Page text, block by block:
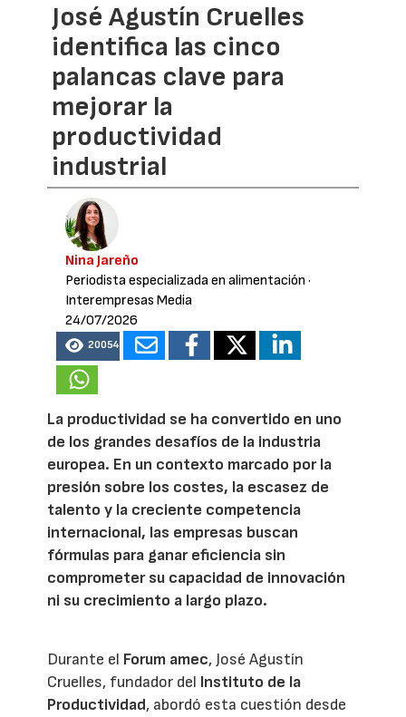
José Agustín Cruelles
identifica las cinco
palancas clave para
mejorar la
productividad
industrial
Nina Jareño
Periodista especializada en alimentación ·
Interempresas Media
24/07/2026
20054
La productividad se ha convertido en uno
de los grandes desafíos de la industria
europea. En un contexto marcado por la
presión sobre los costes, la escasez de
talento y la creciente competencia
internacional, las empresas buscan
fórmulas para ganar eficiencia sin
comprometer su capacidad de innovación
ni su crecimiento a largo plazo.
Durante el Forum amec, José Agustín
Cruelles, fundador del Instituto de la
Productividad, abordó esta cuestión desde